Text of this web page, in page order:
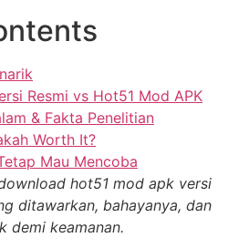
Resmi vs Hot51 Mod APK
& Fakta Penelitian
Worth It?
Mau Mencoba
hot51 mod apk versi
ditawarkan, bahayanya, dan
demi keamanan.